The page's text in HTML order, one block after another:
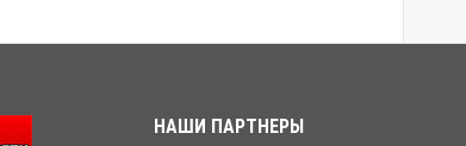
НАШИ ПАРТНЕРЫ